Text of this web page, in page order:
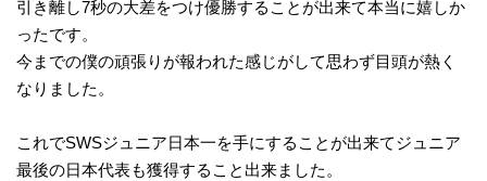
引き離し7秒の大差をつけ優勝することが出来て本当に嬉しか
ったです。
今までの僕の頑張りが報われた感じがして思わず目頭が熱く
なりました。
これでSWSジュニア日本一を手にすることが出来てジュニア
最後の日本代表も獲得すること出来ました。